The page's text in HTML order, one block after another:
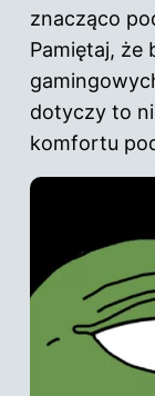
znacząco
Pamiętaj, że
dotyczy to
komfortu